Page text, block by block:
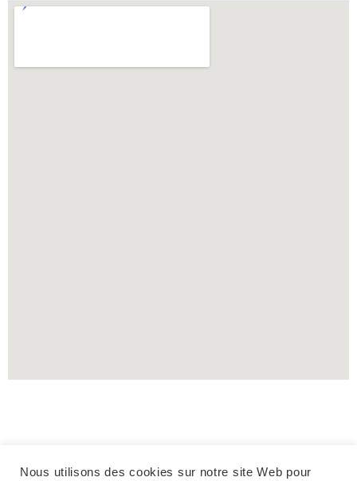
Le meilleur du granulé
Nous utilisons des cookies sur notre site Web pour